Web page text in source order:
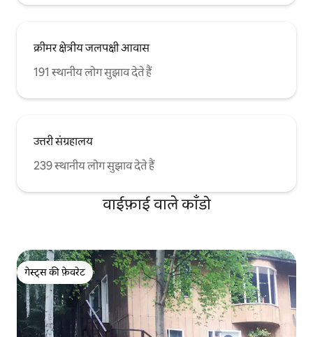
क्रीमर क्षेत्रीय जलपक्षी आवास
191 स्थानीय लोग सुझाव देते हैं
उत्तरी संग्रहालय
239 स्थानीय लोग सुझाव देते हैं
वाईफ़ाई वाले काँडो
गेस्ट्स की फ़ेवरेट
गेस्ट्स की फ़ेवरेट